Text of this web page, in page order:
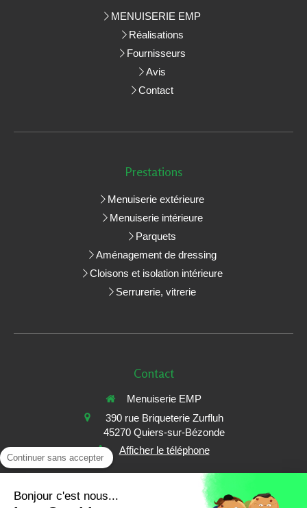
MENUISERIE EMP
Réalisations
Fournisseurs
Avis
Contact
Prestations
Menuiserie extérieure
Menuiserie intérieure
Parquets
Aménagement de dressing
Cloisons et isolation intérieure
Serrurerie, vitrerie
Contact
Menuiserie EMP
390 rue Briqueterie Zurfluh
45270 Quiers-sur-Bézonde
Afficher le téléphone
Continuer sans accepter
Bonjour c'est nous...